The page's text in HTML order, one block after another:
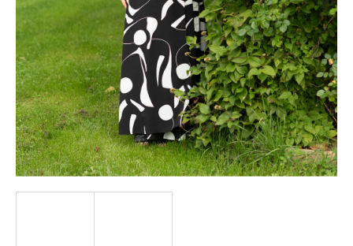
a
j
í
t
?